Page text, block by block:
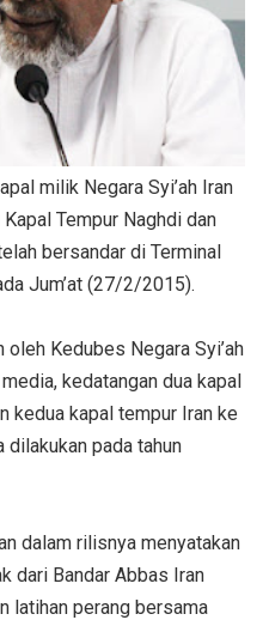
milik Negara Syi’ah Iran
Tempur Naghdi dan
bersandar di Terminal
Jum’at (27/2/2015).
Kedubes Negara Syi’ah
kedatangan dua kapal
kedua kapal tempur Iran ke
dilakukan pada tahun
dalam rilisnya menyatakan
dari Bandar Abbas Iran
latihan perang bersama